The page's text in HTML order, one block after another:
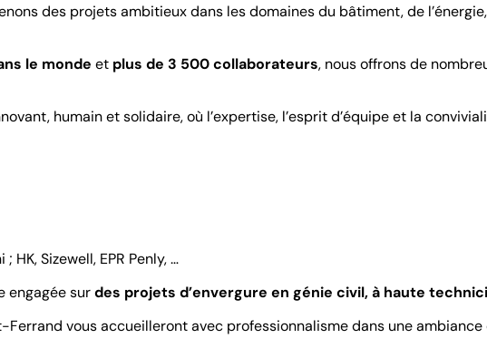
des projets ambitieux dans les domaines du bâtiment, de l’énergie,
le monde et plus de 3 500 collaborateurs, nous offrons de
humain et solidaire, où l’expertise, l’esprit d’équipe et la
Sizewell, EPR Penly, …
engagée surdes projets d’envergure en génie civil, à haute
vous accueilleront avec professionnalisme dans une ambiance